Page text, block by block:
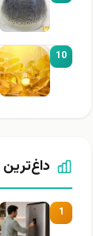
10
داغ‌ترین ۳ ماه اخیر
1